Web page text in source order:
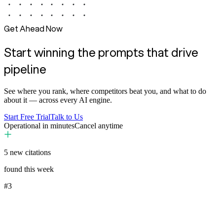
Get Ahead Now
Start winning the prompts that drive
pipeline
See where you rank, where competitors beat you, and what to do
about it — across every AI engine.
Start Free TrialTalk to Us
Operational in minutesCancel anytime
5 new citations
found this week
#3